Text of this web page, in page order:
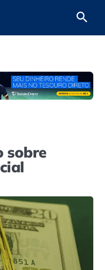
sobre